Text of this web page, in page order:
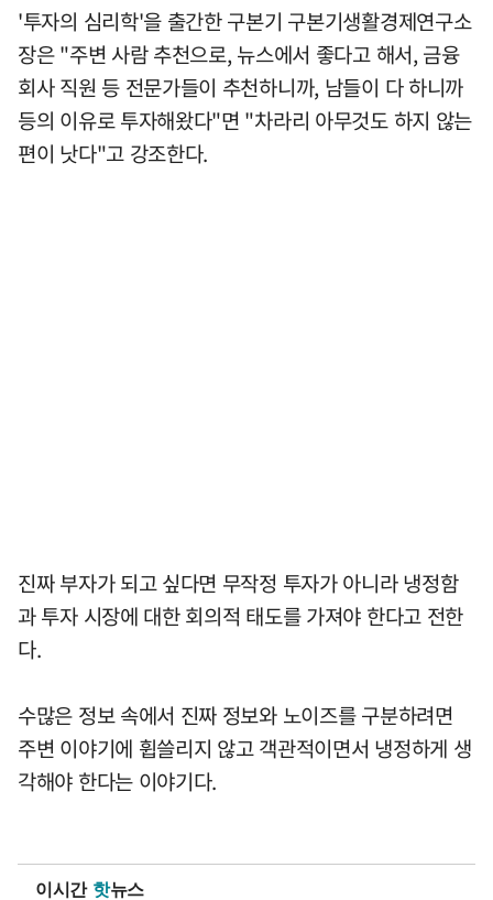
'투자의 심리학'을 출간한 구본기 구본기생활경제연구소
장은 "주변 사람 추천으로, 뉴스에서 좋다고 해서, 금융
회사 직원 등 전문가들이 추천하니까, 남들이 다 하니까
등의 이유로 투자해왔다"면 "차라리 아무것도 하지 않는
편이 낫다"고 강조한다.
진짜 부자가 되고 싶다면 무작정 투자가 아니라 냉정함
과 투자 시장에 대한 회의적 태도를 가져야 한다고 전한
다.
수많은 정보 속에서 진짜 정보와 노이즈를 구분하려면
주변 이야기에 휩쓸리지 않고 객관적이면서 냉정하게 생
각해야 한다는 이야기다.
이시간 핫뉴스